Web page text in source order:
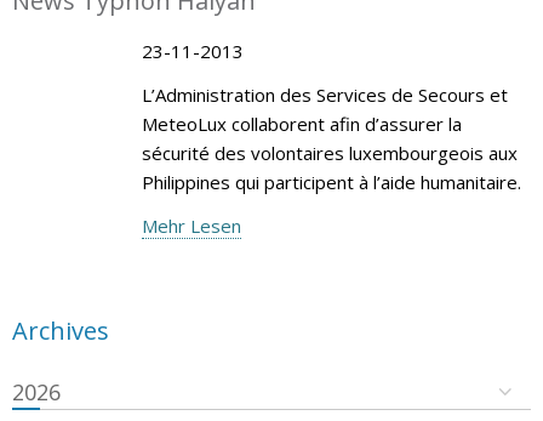
23-11-2013
L’Administration des Services de Secours et
MeteoLux collaborent afin d’assurer la
sécurité des volontaires luxembourgeois aux
Philippines qui participent à l’aide humanitaire.
Mehr Lesen
Archives
2026